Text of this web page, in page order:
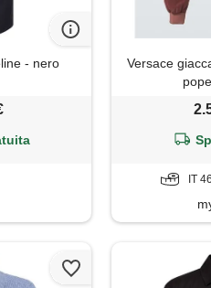
- nero
Versace
IT